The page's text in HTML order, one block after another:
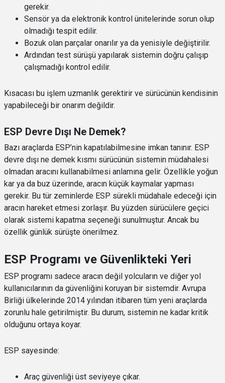
gerekir.
Sensör ya da elektronik kontrol ünitelerinde sorun olup
olmadığı tespit edilir.
Bozuk olan parçalar onarılır ya da yenisiyle değiştirilir.
Ardından test sürüşü yapılarak sistemin doğru çalışıp
çalışmadığı kontrol edilir.
Kısacası bu işlem uzmanlık gerektirir ve sürücünün kendisinin
yapabileceği bir onarım değildir.
ESP Devre Dışı Ne Demek?
Bazı araçlarda ESP’nin kapatılabilmesine imkan tanınır. ESP
devre dışı ne demek kısmı sürücünün sistemin müdahalesi
olmadan aracını kullanabilmesi anlamına gelir. Özellikle yoğun
kar ya da buz üzerinde, aracın küçük kaymalar yapması
gerekir. Bu tür zeminlerde ESP sürekli müdahale edeceği için
aracın hareket etmesi zorlaşır. Bu yüzden sürücülere geçici
olarak sistemi kapatma seçeneği sunulmuştur. Ancak bu
özellik günlük sürüşte önerilmez.
ESP Programı ve Güvenlikteki Yeri
ESP programı sadece aracın değil yolcuların ve diğer yol
kullanıcılarının da güvenliğini koruyan bir sistemdir. Avrupa
Birliği ülkelerinde 2014 yılından itibaren tüm yeni araçlarda
zorunlu hale getirilmiştir. Bu durum, sistemin ne kadar kritik
olduğunu ortaya koyar.
ESP sayesinde:
Araç güvenliği üst seviyeye çıkar.